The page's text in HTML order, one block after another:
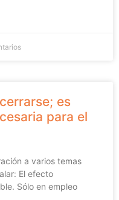
es
para el
a varios temas
El efecto
Sólo en empleo